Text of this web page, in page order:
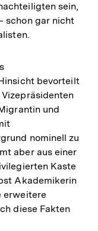
sein,
schon gar nicht
bevorteilt
und
nominell zu
aber aus einer
Kaste
Akademikerin
erweitere
diese Fakten